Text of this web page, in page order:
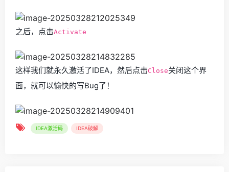
之后，点击Activate
这样我们就永久激活了IDEA，然后点击Close关闭这个界
面，就可以愉快的写Bug了！
IDEA激活码 IDEA破解